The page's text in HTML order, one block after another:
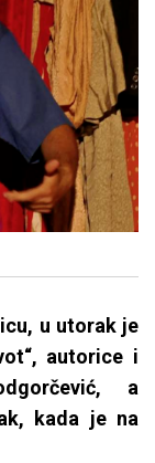
u utorak je
autorice i
a
kada je na